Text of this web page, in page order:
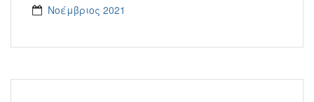
Νοέμβριος 2021